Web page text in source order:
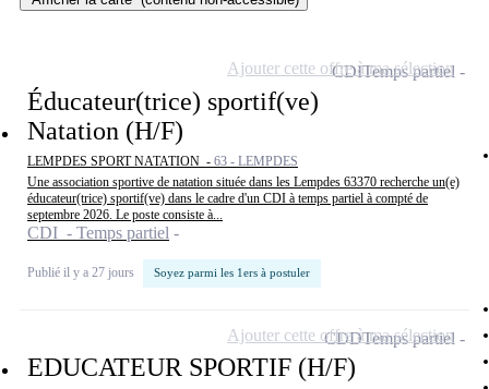
Éducateur(trice) sportif(ve)
Natation (H/F)
LEMPDES SPORT NATATION - 63 - LEMPDES
Une association sportive de natation située dans les Lempdes 63370 recherche un(e)
éducateur(trice) sportif(ve) dans le cadre d'un CDI à temps partiel à compté de
septembre 2026. Le poste consiste à...
CDI - Temps partiel
Publié il y a 27 jours Soyez parmi les 1ers à postuler
CDITemps partiel
Ajouter cette offre à ma sélection
EDUCATEUR SPORTIF (H/F)
CDDTemps partiel
Ajouter cette offre à ma sélection